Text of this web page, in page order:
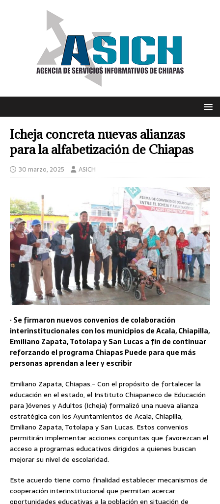
Icheja concreta nuevas alianzas
para la alfabetización de Chiapas
30 marzo, 2025 ASICH
· Se firmaron nuevos convenios de colaboración
interinstitucionales con los municipios de Acala, Chiapilla,
Emiliano Zapata, Totolapa y San Lucas a fin de continuar
reforzando el programa Chiapas Puede para que más
personas aprendan a leer y escribir
Emiliano Zapata, Chiapas.- Con el propósito de fortalecer la
educación en el estado, el Instituto Chiapaneco de Educación
para Jóvenes y Adultos (Icheja) formalizó una nueva alianza
estratégica con los Ayuntamientos de Acala, Chiapilla,
Emiliano Zapata, Totolapa y San Lucas. Estos convenios
permitirán implementar acciones conjuntas que favorezcan el
acceso a programas educativos dirigidos a quienes buscan
mejorar su nivel de escolaridad.
Este acuerdo tiene como finalidad establecer mecanismos de
cooperación interinstitucional que permitan acercar
oportunidades educativas a la población en situación de